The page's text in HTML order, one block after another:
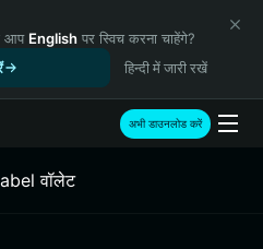
आप English पर स्विच करना चाहेंगे?
हिन्दी में जारी रखें
अभी डाउनलोड करें
वॉलेट